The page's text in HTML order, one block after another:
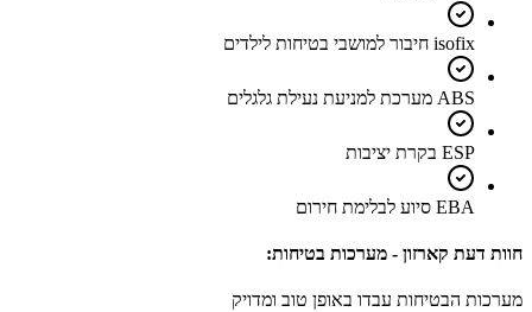
isofix חיבור למושבי בטיחות לילדים
ABS מערכת למניעת נעילת גלגלים
ESP בקרת יציבות
EBA סיוע לבלימת חירום
חוות דעת קארזון - מערכות בטיחות:
מערכות הבטיחות עבדו באופן טוב ומדויק